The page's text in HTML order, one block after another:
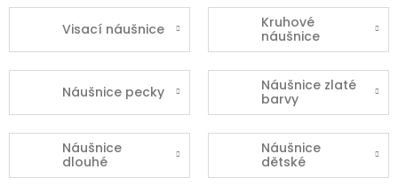
Visací náušnice
Kruhové
náušnice
Náušnice pecky
Náušnice zlaté
barvy
Náušnice
dlouhé
Náušnice
dětské